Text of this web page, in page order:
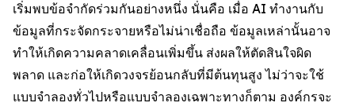
เริ่มพบข้อจำกัดร่วมกันอย่างหนึ่ง นั่นคือ เมื่อ AI ทำงานกับ
ข้อมูลที่กระจัดกระจายหรือไม่น่าเชื่อถือ ข้อมูลเหล่านั้นอาจ
ทำให้เกิดความคลาดเคลื่อนเพิ่มขึ้น ส่งผลให้ตัดสินใจผิด
พลาด และก่อให้เกิดวงจรย้อนกลับที่มีต้นทุนสูง ไม่ว่าจะใช้
แบบจำลองทั่วไปหรือแบบจำลองเฉพาะทางก็ตาม องค์กรจะ